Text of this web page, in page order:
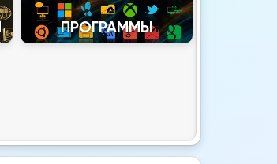
ПРОГРАММЫ